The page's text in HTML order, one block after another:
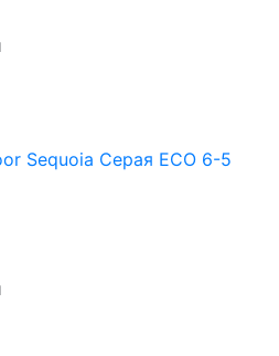
Sequoia Серая ЕСО 6-5